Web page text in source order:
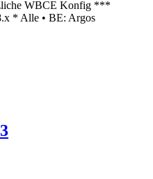
WBCE Konfig ***
* Alle • BE: Argos